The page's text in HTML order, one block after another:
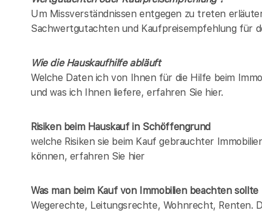
Um Missverständnissen entgegen zu treten
Sachwertgutachten und Kaufpreisempfehlung für
Wie die Hauskaufhilfe abläuft
Welche Daten ich von Ihnen für die Hilfe beim
und was ich Ihnen liefere, erfahren Sie hier.
Risiken beim Hauskaufin Schöffengrund
welche Risiken sie beim Kauf gebrauchter
können, erfahren Sie hier
Was man beim Kauf von Immobilien beachten sollte
Wegerechte, Leitungsrechte, Wohnrecht, Renten.